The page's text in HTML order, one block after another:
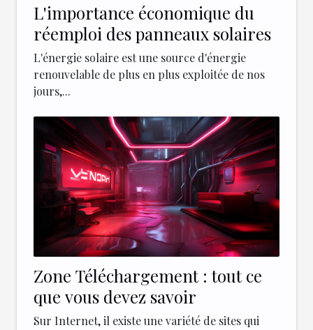
L'importance économique du
réemploi des panneaux solaires
L'énergie solaire est une source d'énergie
renouvelable de plus en plus exploitée de nos
jours,...
Zone Téléchargement : tout ce
que vous devez savoir
Sur Internet, il existe une variété de sites qui